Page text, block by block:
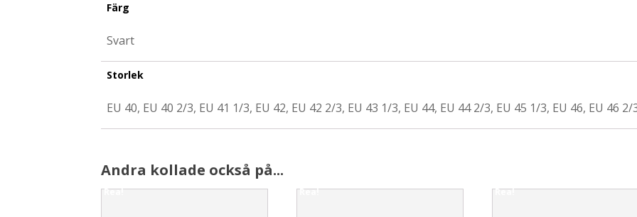
Färg
Svart
Storlek
EU 40, EU 40 2/3, EU 41 1/3, EU 42, EU 42 2/3, EU 43 1/3, EU 44, EU 44 2/3, EU 45 1/3, EU 46, EU 46
Andra kollade också på...
Rea! Rea! Rea!